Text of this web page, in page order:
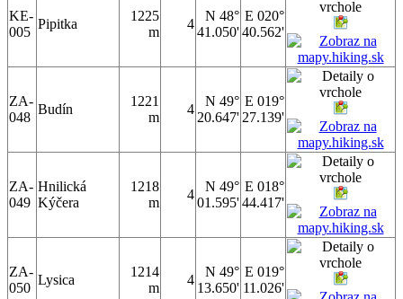
KE-
005
Pipitka
1225
m
4
N 48°
41.050'
E 020°
40.562'
ZA-
048
Budín
1221
m
4
N 49°
20.647'
E 019°
27.139'
ZA-
049
Hnilická
Kýčera
1218
m
4
N 49°
01.595'
E 018°
44.417'
ZA-
050
Lysica
1214
m
4
N 49°
13.650'
E 019°
11.026'